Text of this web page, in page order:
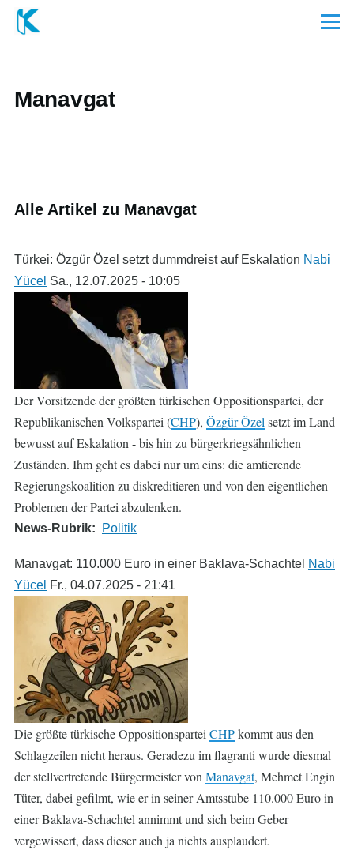
Direkt zum Inhalt
Menü
Manavgat
Alle Artikel zu Manavgat
Türkei: Özgür Özel setzt dummdreist auf Eskalation Nabi
Yücel Sa., 12.07.2025 - 10:05
Der Vorsitzende der größten türkischen Oppositionspartei, der
Republikanischen Volkspartei (CHP), Özgür Özel setzt im Land
bewusst auf Eskalation - bis hin zu bürgerkriegsähnlichen
Zuständen. Ihm geht es dabei nur um eins: die amtierende
Regierungskoalition zu diskreditieren und von den eigentlichen
Problemen der Partei abzulenken.
News-Rubrik Politik
Manavgat: 110.000 Euro in einer Baklava-Schachtel Nabi
Yücel Fr., 04.07.2025 - 21:41
Die größte türkische Oppositionspartei CHPkommt aus den
Schlagzeilen nicht heraus. Geradezu im flagranti wurde diesmal
der stellvertretende Bürgermeister von Manavgat, Mehmet Engin
Tüter, dabei gefilmt, wie er in seiner Amtsstube 110.000 Euro in
einer Baklava-Schachtel annimmt und sich beim Geber
vergewissert, dass dieser auch ja nichts ausplaudert.